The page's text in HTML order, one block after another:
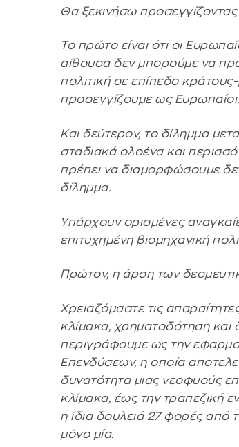
Θα ξεκινήσω
Το πρώτο είναι ότι οι
αίθουσα δεν μπορούμε να
πολιτική σε επίπεδο
προσεγγίζουμε ως Ευρωπαίοι.
Και δεύτερον, το δίλημμα
σταδιακά ολοένα και
πρέπει να διαμορφώσουμε
δίλημμα.
Υπάρχουν ορισμένες
επιτυχημένη βιομηχανική
Πρώτον, η άρση των
Χρειαζόμαστε τις
κλίμακα, χρηματοδότηση
περιγράφουμε ως την
Επενδύσεων, η οποία
δυνατότητα μιας νεοφυούς
κλίμακα, έως την τραπεζική
η ίδια δουλειά 27 φορές από
μόνο μία.